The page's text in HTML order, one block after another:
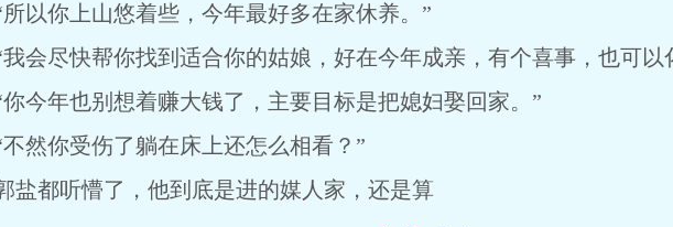
你上山悠着些，今年最好多在家休养。”
尽快帮你找到适合你的姑娘，好在今年成亲，有个喜事，也可以
年也别想着赚大钱了，主要目标是把媳妇娶回家。”
你受伤了躺在床上还怎么相看？”
都听懵了，他到底是进的媒人家，还是算